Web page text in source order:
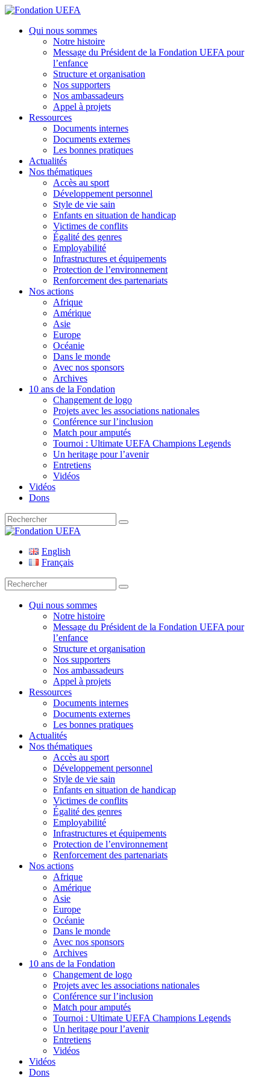
Aller
contenu
Fondation UEFA
Qui nous sommes
Notre histoire
Message du Président de la Fondation UEFA pour
l’enfance
Structure et organisation
Nos supporters
Nos ambassadeurs
Appel à projets
Ressources
Documents internes
Documents externes
Les bonnes pratiques
Actualités
Nos thématiques
Accès au sport
Développement personnel
Style de vie sain
Enfants en situation de handicap
Victimes de conflits
Égalité des genres
Employabilité
Infrastructures et équipements
Protection de l’environnement
Renforcement des partenariats
Nos actions
Afrique
Amérique
Asie
Europe
Océanie
Dans le monde
Avec nos sponsors
Archives
10 ans de la Fondation
Changement de logo
Projets avec les associations nationales
Conférence sur l’inclusion
Match pour amputés
Tournoi : Ultimate UEFA Champions Legends
Un heritage pour l’avenir
Entretiens
Vidéos
Vidéos
Dons
Recherche
pour
Fondation UEFA
English
Français
Recherche
pour
Qui nous sommes
Notre histoire
Message du Président de la Fondation UEFA pour
l’enfance
Structure et organisation
Nos supporters
Nos ambassadeurs
Appel à projets
Ressources
Documents internes
Documents externes
Les bonnes pratiques
Actualités
Nos thématiques
Accès au sport
Développement personnel
Style de vie sain
Enfants en situation de handicap
Victimes de conflits
Égalité des genres
Employabilité
Infrastructures et équipements
Protection de l’environnement
Renforcement des partenariats
Nos actions
Afrique
Amérique
Asie
Europe
Océanie
Dans le monde
Avec nos sponsors
Archives
10 ans de la Fondation
Changement de logo
Projets avec les associations nationales
Conférence sur l’inclusion
Match pour amputés
Tournoi : Ultimate UEFA Champions Legends
Un heritage pour l’avenir
Entretiens
Vidéos
Vidéos
Dons